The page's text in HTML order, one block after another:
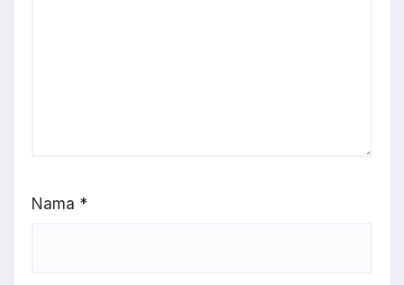
Nama *